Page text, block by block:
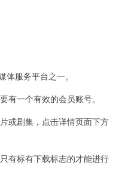
服务平台之一。
一个有效的会员账号。
剧集，点击详情页面下方
标有下载标志的才能进行